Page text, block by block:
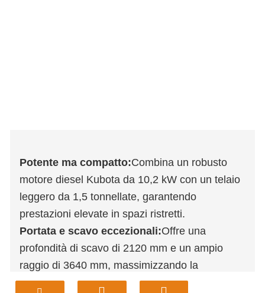
Potente ma compatto:Combina un robusto
motore diesel Kubota da 10,2 kW con un telaio
leggero da 1,5 tonnellate, garantendo
prestazioni elevate in spazi ristretti.
Portata e scavo eccezionali:Offre una
profondità di scavo di 2120 mm e un ampio
raggio di 3640 mm, massimizzando la
versatilità per lo scavo di trincee e i lavori di